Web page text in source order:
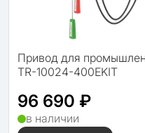
Привод для
TR-10024-400EKIT
96 690 ₽
в наличии